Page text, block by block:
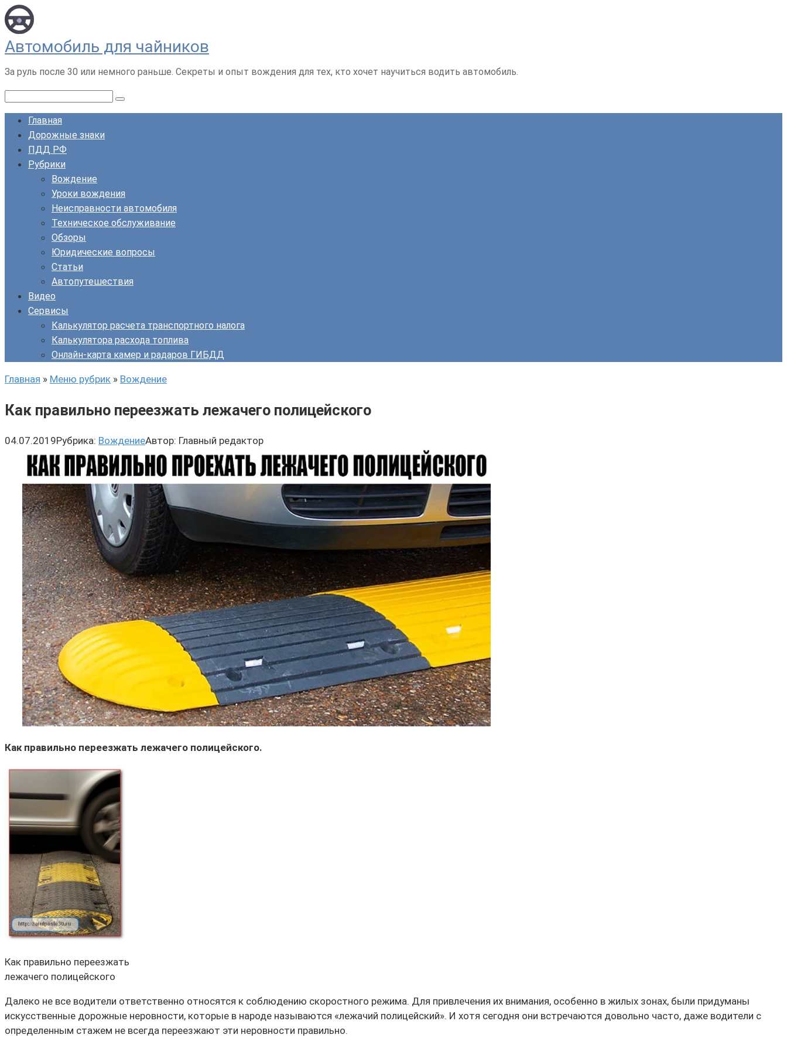
Перейти
к
контенту
Автомобиль для чайников
За руль после 30 или немного раньше. Секреты и опыт вождения для тех, кто хочет научиться водить автомобиль.
Главная
Дорожные знаки
ПДД РФ
Рубрики
Вождение
Уроки вождения
Неисправности автомобиля
Техническое обслуживание
Обзоры
Юридические вопросы
Статьи
Автопутешествия
Видео
Сервисы
Калькулятор расчета транспортного налога
Калькулятора расхода топлива
Онлайн-карта камер и радаров ГИБДД
Главная » Меню рубрик » Вождение
Как правильно переезжать лежачего полицейского
04.07.2019Рубрика: ВождениеАвтор: Главный редактор
Как правильно переезжать лежачего полицейского.
Как правильно переезжать
лежачего полицейского
Далеко не все водители ответственно относятся к соблюдению скоростного режима. Для привлечения их внимания, особенно в жилых зонах, были придуманы
искусственные дорожные неровности, которые в народе называются «лежачий полицейский». И хотя сегодня они встречаются довольно часто, даже водители с
определенным стажем не всегда переезжают эти неровности правильно.